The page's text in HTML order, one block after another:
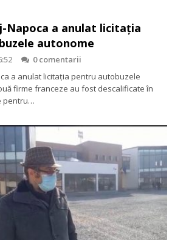
Napoca a anulat licitația
autonome
0 comentarii
a anulat licitația pentru autobuzele
firme franceze au fost descalificate în
pentru…